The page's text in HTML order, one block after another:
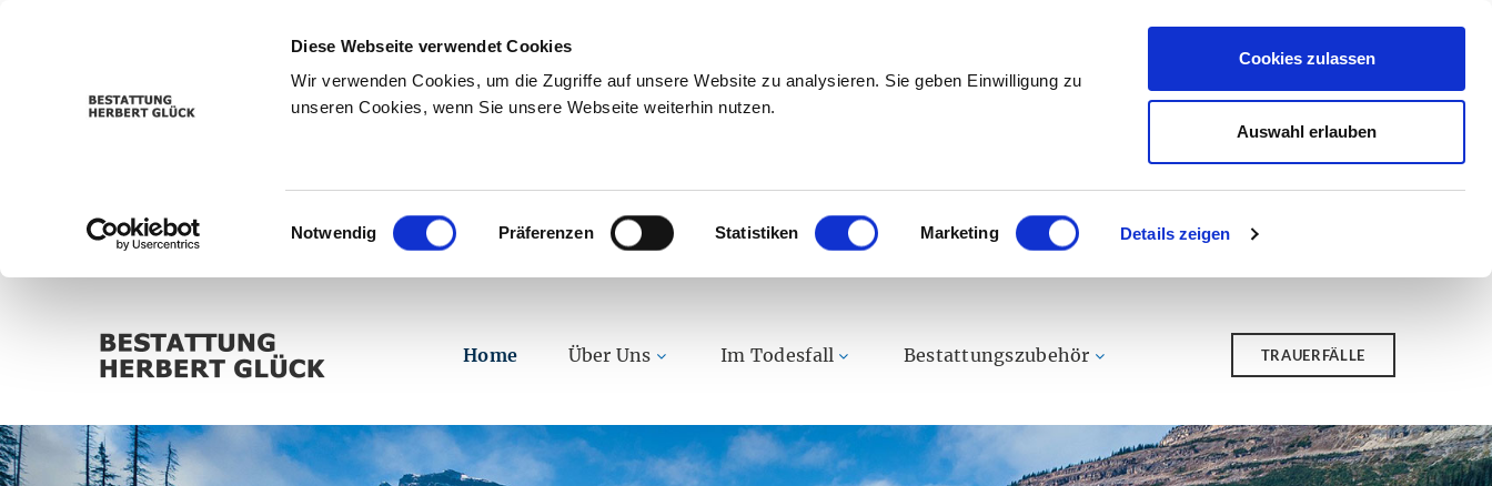
Diese Webseite verwendet Cookies
Wir verwenden Cookies, um die Zugriffe auf unsere Website zu analysieren. Sie geben Einwilligung zu
unseren Cookies, wenn Sie unsere Webseite weiterhin nutzen.
Einwilligungsauswahl
Notwendig Präferenzen Statistiken Marketing Details zeigen
Cookies zulassen
Auswahl erlauben
Home Über Uns Im Todesfall Bestattungszubehör TRAUERFÄLLE